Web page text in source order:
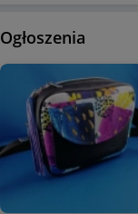
Ogłoszenia